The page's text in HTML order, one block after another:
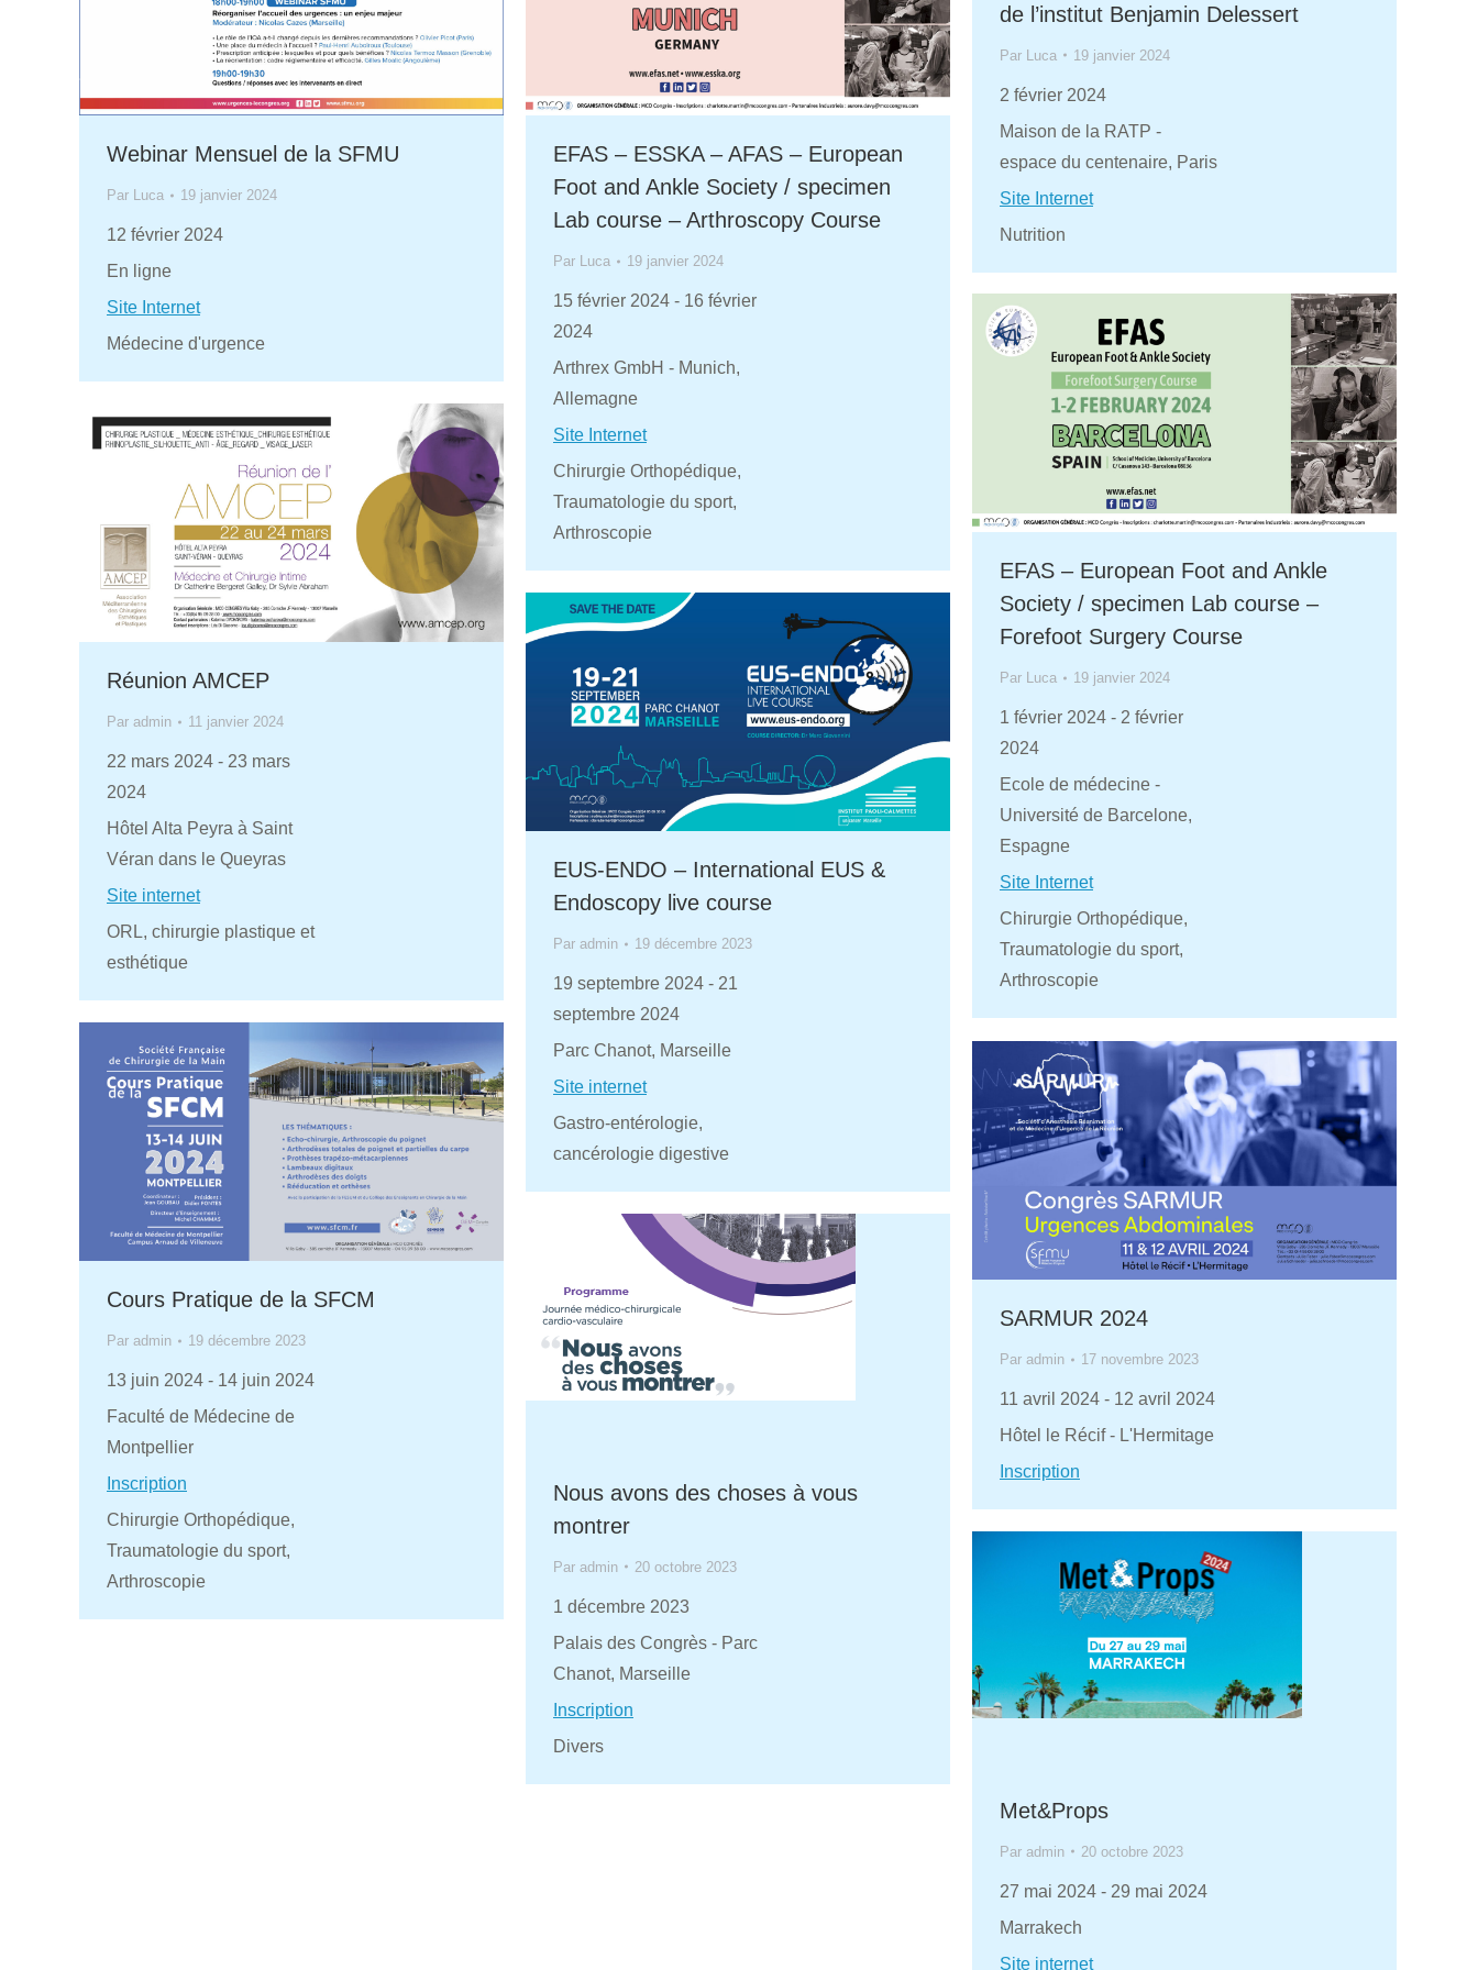
Webinar Mensuel de la SFMU
Par Luca 19 janvier 2024
12 février 2024
En ligne
Site Internet
Médecine d'urgence
EFAS – ESSKA – AFAS – European
Foot and Ankle Society / specimen
Lab course – Arthroscopy Course
Par Luca 19 janvier 2024
15 février 2024 - 16 février
2024
Arthrex GmbH - Munich,
Allemagne
Site Internet
Chirurgie Orthopédique,
Traumatologie du sport,
Arthroscopie
de l’institut Benjamin Delessert
Par Luca 19 janvier 2024
2 février 2024
Maison de la RATP -
espace du centenaire, Paris
Site Internet
Nutrition
EFAS – European Foot and Ankle
Society / specimen Lab course –
Forefoot Surgery Course
Par Luca 19 janvier 2024
1 février 2024 - 2 février
2024
Ecole de médecine -
Université de Barcelone,
Espagne
Site Internet
Chirurgie Orthopédique,
Traumatologie du sport,
Arthroscopie
Réunion AMCEP
Par admin 11 janvier 2024
22 mars 2024 - 23 mars
2024
Hôtel Alta Peyra à Saint
Véran dans le Queyras
Site internet
ORL, chirurgie plastique et
esthétique
EUS-ENDO – International EUS &
Endoscopy live course
Par admin 19 décembre 2023
19 septembre 2024 - 21
septembre 2024
Parc Chanot, Marseille
Site internet
Gastro-entérologie,
cancérologie digestive
Cours Pratique de la SFCM
Par admin 19 décembre 2023
13 juin 2024 - 14 juin 2024
Faculté de Médecine de
Montpellier
Inscription
Chirurgie Orthopédique,
Traumatologie du sport,
Arthroscopie
SARMUR 2024
Par admin 17 novembre 2023
11 avril 2024 - 12 avril 2024
Hôtel le Récif - L'Hermitage
Inscription
Nous avons des choses à vous
montrer
Par admin 20 octobre 2023
1 décembre 2023
Palais des Congrès - Parc
Chanot, Marseille
Inscription
Divers
Met&Props
Par admin 20 octobre 2023
27 mai 2024 - 29 mai 2024
Marrakech
Site internet